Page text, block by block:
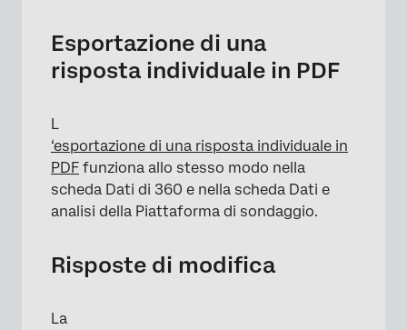
Esportazione di una
risposta individuale in PDF
L
‘esportazione di una risposta individuale in
PDF funziona allo stesso modo nella
scheda Dati di 360 e nella scheda Dati e
analisi della Piattaforma di sondaggio.
Risposte di modifica
La